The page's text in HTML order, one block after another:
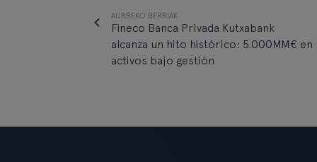
AURREKO BERRIAK
Fineco Banca Privada Kutxabank
alcanza un hito histórico: 5.000MM€ en
activos bajo gestión